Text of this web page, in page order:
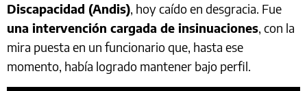
Discapacidad (Andis), hoy caído en desgracia. Fue
una intervención cargada de insinuaciones, con la
mira puesta en un funcionario que, hasta ese
momento, había logrado mantener bajo perfil.